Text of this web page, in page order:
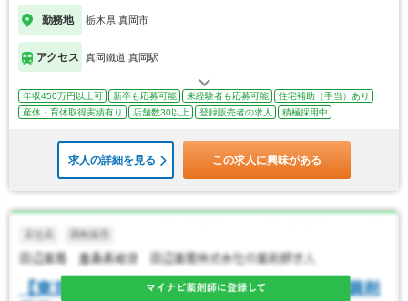
勤務地 栃木県 真岡市
アクセス 真岡鐵道 真岡駅
年収450万円以上可 新卒も応募可能 未経験者も応募可能
住宅補助（手当）あり
産休・育休取得実績有り
店舗数30以上 登録販売者の求人 積極採用中
求人の詳細を見る この求人に興味がある